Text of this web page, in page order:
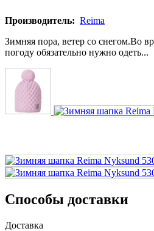
Производитель: Reima
Зимняя пора, ветер со снегом.Во
погоду обязательно нужно одеть...
Способы доставки
Доставка